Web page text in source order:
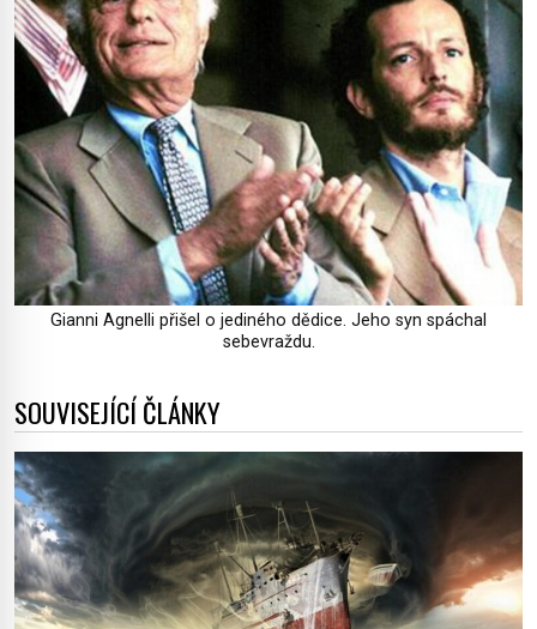
Gianni Agnelli přišel o jediného dědice. Jeho syn spáchal
sebevraždu.
SOUVISEJÍCÍ ČLÁNKY